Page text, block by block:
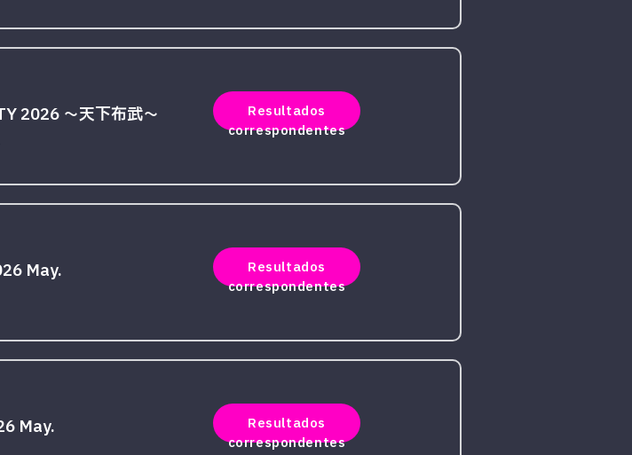
2026 〜天下布武〜
Resultados
correspondentes
May.
Resultados
correspondentes
May.
Resultados
correspondentes